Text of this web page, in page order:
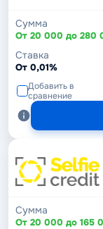
Сумма
От 20 000 до 280
Ставка
От 0,01%
Добавить в
сравнение
Сумма
От 20 000 до 165